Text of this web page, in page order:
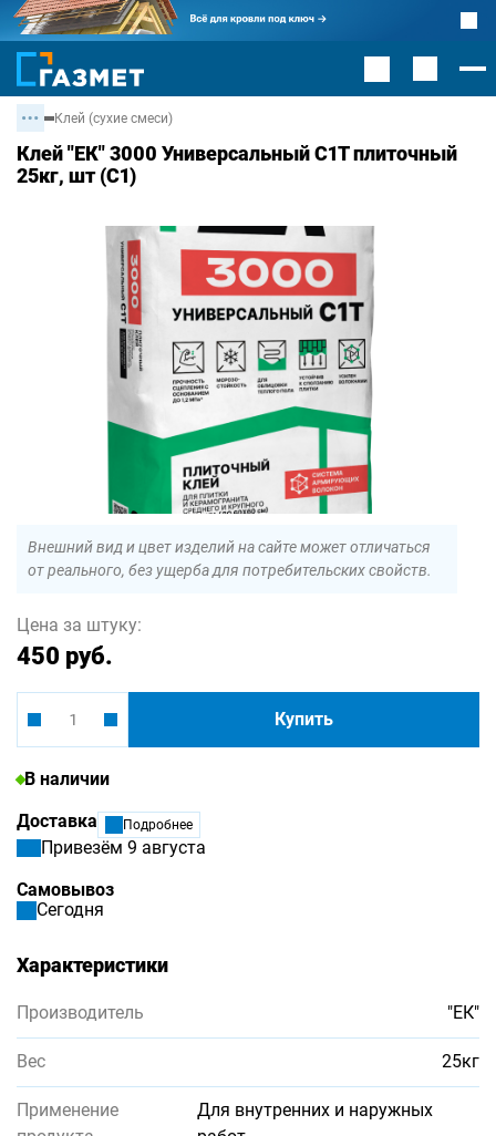
Клей (сухие смеси)
Клей "ЕК" 3000 Универсальный С1Т плиточный
25кг, шт (С1)
Внешний вид и цвет изделий на сайте может отличаться
от реального, без ущерба для потребительских свойств.
Цена за штуку:
450 руб.
Купить
В наличии
Доставка
Подробнее
Привезём 9 августа
Самовывоз
Сегодня
Характеристики
Производитель "ЕК"
Вес 25кг
Применение
Для внутренних и наружных